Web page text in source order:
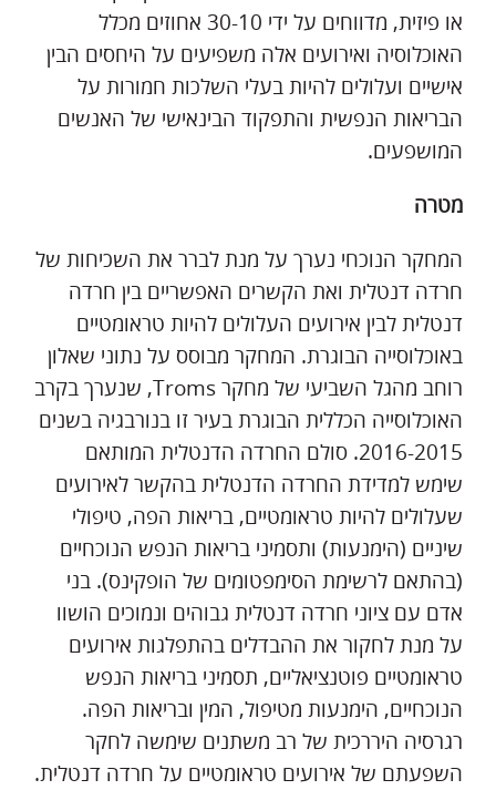
או פיזית, מדווחים על ידי 30-10 אחוזים מכלל
האוכלוסיה ואירועים אלה משפיעים על היחסים הבין
אישיים ועלולים להיות בעלי השלכות חמורות על
הבריאות הנפשית והתפקוד הבינאישי של האנשים
המושפעים.
מטרה
המחקר הנוכחי נערך על מנת לברר את השכיחות של
חרדה דנטלית ואת הקשרים האפשריים בין חרדה
דנטלית לבין אירועים העלולים להיות טראומטיים
באוכלוסייה הבוגרת. המחקר מבוסס על נתוני שאלון
רוחב מהגל השביעי של מחקר Troms, שנערך בקרב
האוכלוסייה הכללית הבוגרת בעיר זו בנורבגיה בשנים
2016-2015. סולם החרדה הדנטלית המותאם
שימש למדידת החרדה הדנטלית בהקשר לאירועים
שעלולים להיות טראומטיים, בריאות הפה, טיפולי
שיניים (הימנעות) ותסמיני בריאות הנפש הנוכחיים
(בהתאם לרשימת הסימפטומים של הופקינס). בני
אדם עם ציוני חרדה דנטלית גבוהים ונמוכים הושוו
על מנת לחקור את ההבדלים בהתפלגות אירועים
טראומטיים פוטנציאליים, תסמיני בריאות הנפש
הנוכחיים, הימנעות מטיפול, המין ובריאות הפה.
רגרסיה היררכית של רב משתנים שימשה לחקר
השפעתם של אירועים טראומטיים על חרדה דנטלית.